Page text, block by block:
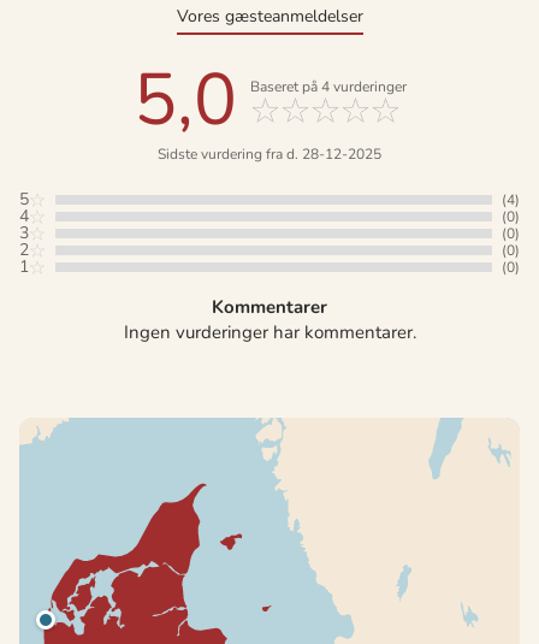
Vores gæsteanmeldelser
5,0 Baseret på4vurderinger
Sidste vurdering fra d. 28-12-2025
5 (4)
4 (0)
3 (0)
2 (0)
1 (0)
Kommentarer
Ingen vurderinger har kommentarer.